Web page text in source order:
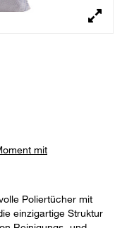
mit
Poliertücher mit
einzigartige Struktur